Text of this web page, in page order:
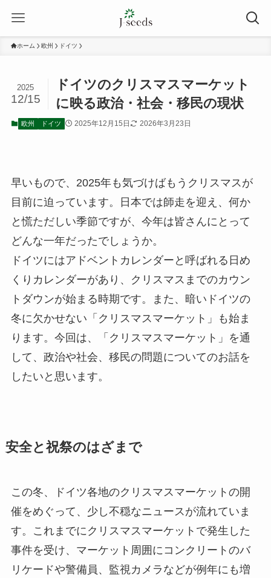
ホーム 欧州 ドイツ
ドイツのクリスマスマーケット
に映る政治・社会・移民の現状
2025
12/15
欧州 ドイツ 2025年12月15日 2026年3月23日
早いもので、2025年も気づけばもうクリスマスが
目前に迫っています。日本では師走を迎え、何か
と慌ただしい季節ですが、今年は皆さんにとって
どんな一年だったでしょうか。
ドイツにはアドベントカレンダーと呼ばれる日め
くりカレンダーがあり、クリスマスまでのカウン
トダウンが始まる時期です。また、暗いドイツの
冬に欠かせない「クリスマスマーケット」も始ま
ります。今回は、「クリスマスマーケット」を通
して、政治や社会、移民の問題についてのお話を
したいと思います。
安全と祝祭のはざまで
この冬、ドイツ各地のクリスマスマーケットの開
催をめぐって、少し不穏なニュースが流れていま
す。これまでにクリスマスマーケットで発生した
事件を受け、マーケット周囲にコンクリートのバ
リケードや警備員、監視カメラなどが例年にも増